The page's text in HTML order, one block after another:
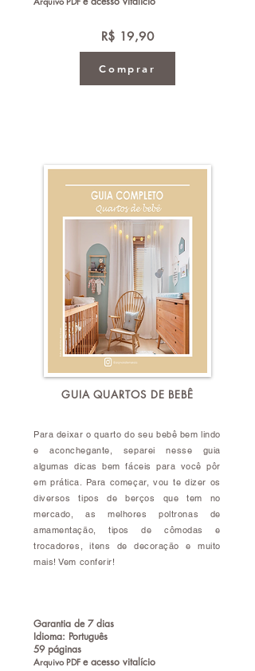
R$ 19,90
R$ 19,90
Comprar
GUIA QUARTOS DE BEBÊ
Para deixar o quarto do seu bebê bem lindo
e aconchegante, separei nesse guia
algumas dicas bem fáceis para você pôr
em prática. Para começar, vou te dizer os
diversos tipos de berços que tem no
mercado, as melhores poltronas de
amamentação, tipos de cômodas e
trocadores, itens de decoração e muito
mais! Vem conferir!
Garantia de 7 dias
Idioma: Português
59 páginas
Arquivo PDF e acesso vitalício